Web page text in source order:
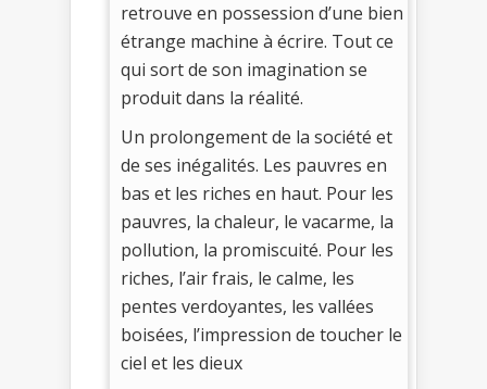
retrouve en possession d’une bien
étrange machine à écrire. Tout ce
qui sort de son imagination se
produit dans la réalité.
Un prolongement de la société et
de ses inégalités. Les pauvres en
bas et les riches en haut. Pour les
pauvres, la chaleur, le vacarme, la
pollution, la promiscuité. Pour les
riches, l’air frais, le calme, les
pentes verdoyantes, les vallées
boisées, l’impression de toucher le
ciel et les dieux